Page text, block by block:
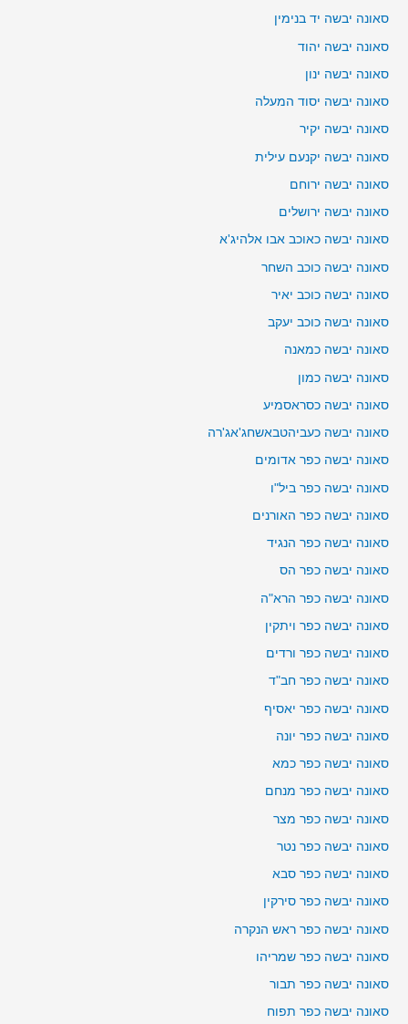
סאונה יבשה יד בנימין
סאונה יבשה יהוד
סאונה יבשה ינון
סאונה יבשה יסוד המעלה
סאונה יבשה יקיר
סאונה יבשה יקנעם עילית
סאונה יבשה ירוחם
סאונה יבשה ירושלים
סאונה יבשה כאוכב אבו אלהיג'א
סאונה יבשה כוכב השחר
סאונה יבשה כוכב יאיר
סאונה יבשה כוכב יעקב
סאונה יבשה כמאנה
סאונה יבשה כמון
סאונה יבשה כסראסמיע
סאונה יבשה כעביהטבאשחג'אג'רה
סאונה יבשה כפר אדומים
סאונה יבשה כפר ביל"ו
סאונה יבשה כפר האורנים
סאונה יבשה כפר הנגיד
סאונה יבשה כפר הס
סאונה יבשה כפר הרא"ה
סאונה יבשה כפר ויתקין
סאונה יבשה כפר ורדים
סאונה יבשה כפר חב"ד
סאונה יבשה כפר יאסיף
סאונה יבשה כפר יונה
סאונה יבשה כפר כמא
סאונה יבשה כפר מנחם
סאונה יבשה כפר מצר
סאונה יבשה כפר נטר
סאונה יבשה כפר סבא
סאונה יבשה כפר סירקין
סאונה יבשה כפר ראש הנקרה
סאונה יבשה כפר שמריהו
סאונה יבשה כפר תבור
סאונה יבשה כפר תפוח